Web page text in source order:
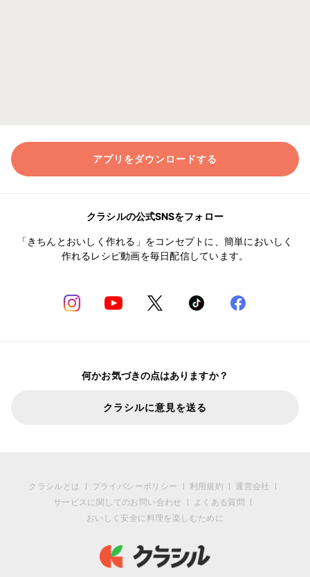
アプリをダウンロードする
クラシルの公式SNSをフォロー
「きちんとおいしく作れる」をコンセプトに、簡単においしく
作れるレシピ動画を毎日配信しています。
何かお気づきの点はありますか？
クラシルに意見を送る
クラシルとは プライバシーポリシー 利用規約
運営会社
サービスに関してのお問い合わせ
よくある質問
おいしく安全に料理を楽しむために